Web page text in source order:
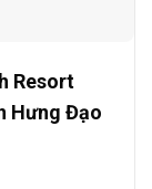
Resort
Hưng Đạo